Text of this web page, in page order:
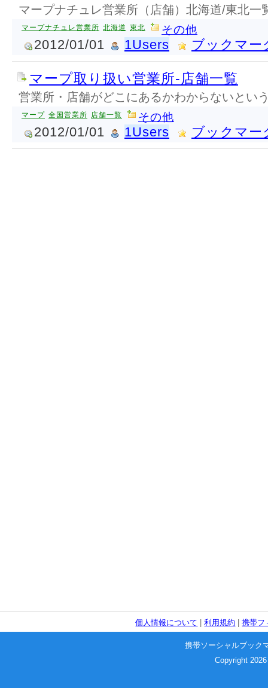
マープナチュレ営業所（店舗）北海道/東北一
マープナチュレ営業所 北海道 東北 その他
2012/01/01 1Users ブックマー
マープ取り扱い営業所-店舗一覧
営業所・店舗がどこにあるかわからないとい
マープ 全国営業所 店舗一覧 その他
2012/01/01 1Users ブックマー
個人情報について |利用規約 |携帯フ
携帯ソーシャルブック
Copyright